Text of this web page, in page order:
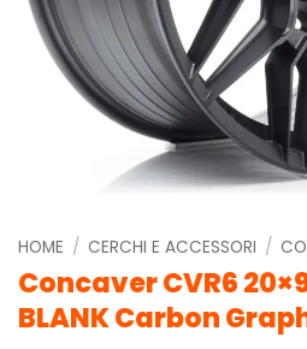
HOME / CERCHI E ACCESSORI /
Concaver CVR6
BLANK Carbon